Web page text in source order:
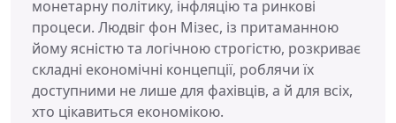
монетарну політику, інфляцію та ринкові
процеси. Людвіг фон Мізес, із притаманною
йому ясністю та логічною строгістю, розкриває
складні економічні концепції, роблячи їх
доступними не лише для фахівців, а й для всіх,
хто цікавиться економікою.